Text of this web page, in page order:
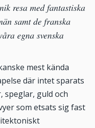
resa med fantastiska
samt de franska
egna svenska
mest kända
där intet sparats
speglar, guld och
som etsats sig fast